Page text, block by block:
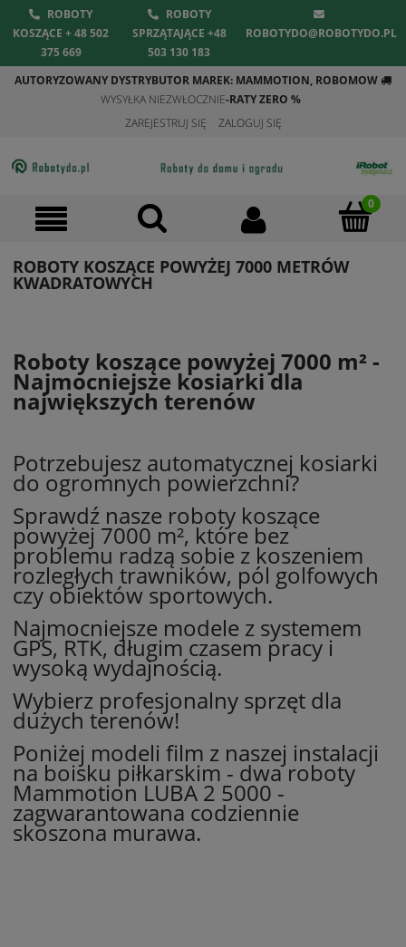
ROBOTY
KOSZĄCE + 48 502
375 669
ROBOTY
SPRZĄTAJĄCE +48
503 130 183
ROBOTYDO@ROBOTYDO.PL
AUTORYZOWANY DYSTRYBUTOR MAREK: MAMMOTION, ROBOMOW
WYSYŁKA NIEZWŁOCZNIE-RATY ZERO %
ZAREJESTRUJ SIĘ
ZALOGUJ SIĘ
ROBOTY KOSZĄCE POWYŻEJ 7000 METRÓW
KWADRATOWYCH
Roboty koszące powyżej 7000 m² -
Najmocniejsze kosiarki dla
największych terenów
Potrzebujesz automatycznej kosiarki
do ogromnych powierzchni?
Sprawdź nasze roboty koszące
powyżej 7000 m², które bez
problemu radzą sobie z koszeniem
rozległych trawników, pól golfowych
czy obiektów sportowych.
Najmocniejsze modele z systemem
GPS, RTK, długim czasem pracy i
wysoką wydajnością.
Wybierz profesjonalny sprzęt dla
dużych terenów!
Poniżej modeli film z naszej instalacji
na boisku piłkarskim - dwa roboty
Mammotion LUBA 2 5000 -
zagwarantowana codziennie
skoszona murawa.